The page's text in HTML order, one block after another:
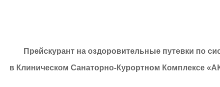
Прейскурант на оздоровительные путевки по
в Клиническом Санаторно-Курортном Комплексе